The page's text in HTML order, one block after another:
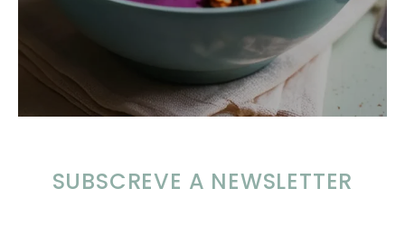
SUBSCREVE A NEWSLETTER